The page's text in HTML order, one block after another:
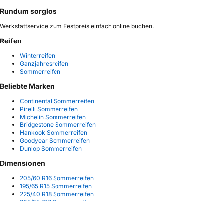
Rundum sorglos
Werkstattservice zum Festpreis einfach online buchen.
Reifen
Winterreifen
Ganzjahresreifen
Sommerreifen
Beliebte Marken
Continental Sommerreifen
Pirelli Sommerreifen
Michelin Sommerreifen
Bridgestone Sommerreifen
Hankook Sommerreifen
Goodyear Sommerreifen
Dunlop Sommerreifen
Dimensionen
205/60 R16 Sommerreifen
195/65 R15 Sommerreifen
225/40 R18 Sommerreifen